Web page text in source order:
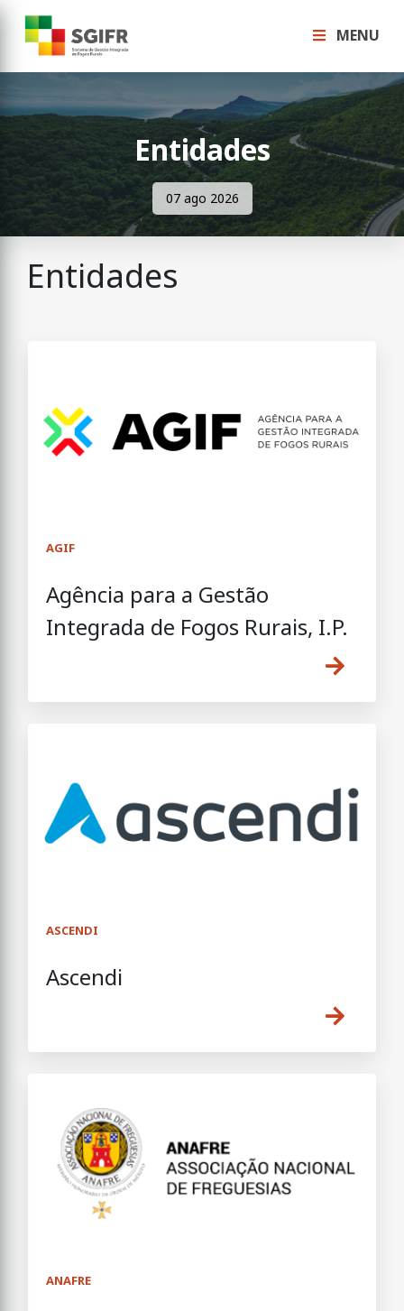
MENU
Entidades
07 ago 2026
Entidades
AGIF
Agência para a Gestão
Integrada de Fogos Rurais, I.P.
ASCENDI
Ascendi
ANAFRE